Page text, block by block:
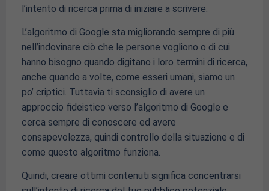
l’intento di ricerca prima di iniziare a scrivere.
L’algoritmo di Google sta migliorando sempre di più
nell’indovinare ciò che le persone vogliono o di cui
hanno bisogno quando digitano i loro termini di ricerca,
anche quando a volte, come esseri umani, siamo un
po’ criptici. Tuttavia ti sconsiglio di avere un
approccio fideistico verso l’algoritmo di Google e
cerca sempre di conoscere ed avere
consapevolezza, quindi controllo della situazione e di
come questo algoritmo funziona.
Quindi, creare ottimi contenuti significa concentrarsi